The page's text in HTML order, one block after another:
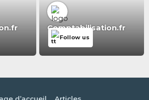
Comptabilisation.fr
Follow us
d’accueil
Articles